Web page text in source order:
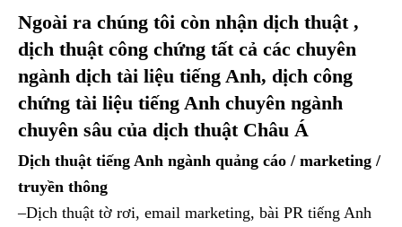
Ngoài ra chúng tôi còn nhận dịch thuật ,
dịch thuật công chứng tất cả các chuyên
ngành dịch tài liệu tiếng Anh, dịch công
chứng tài liệu tiếng Anh chuyên ngành
chuyên sâu của dịch thuật Châu Á
Dịch thuật tiếng Anh ngành quảng cáo / marketing /
truyền thông
–Dịch thuật tờ rơi, email marketing, bài PR tiếng Anh